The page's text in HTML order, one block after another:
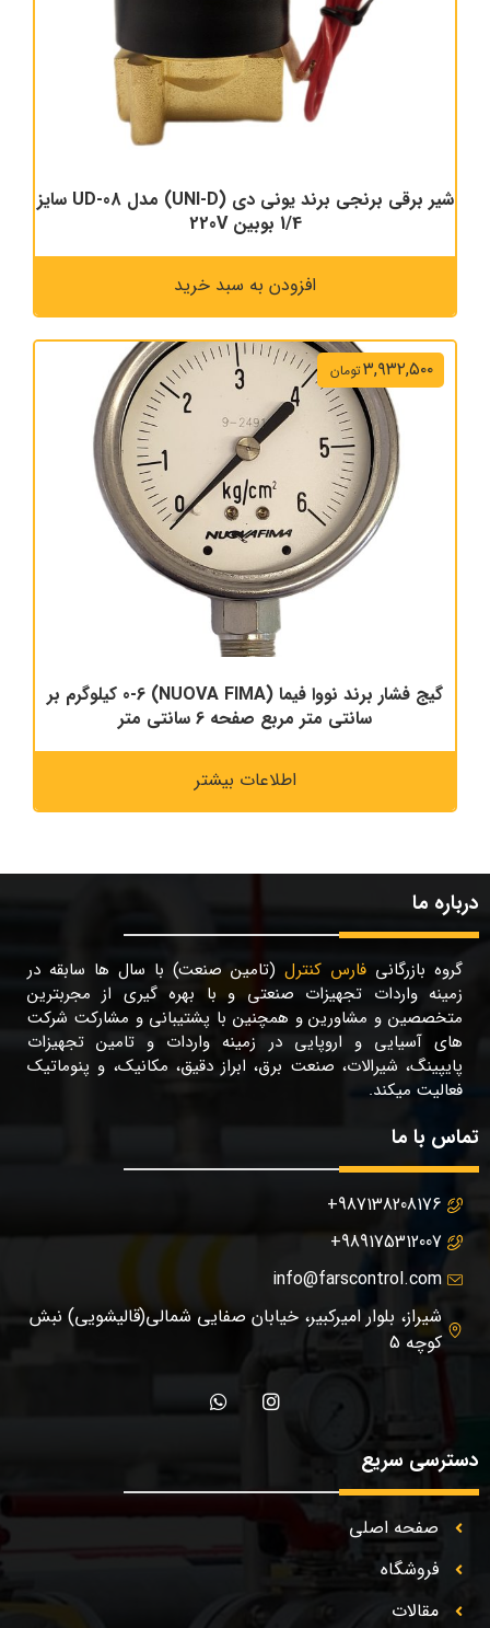
گیج فشار برند نووا فیما (NUOVA FIMA) 0-6 کیلوگرم بر
سانتی متر مربع صفحه 6 سانتی متر
۳,۹۳۲,۵۰۰تومان
اطلاعات بیشتر
شیر برقی برنجی برند یونی دی (UNI-D) مدل UD-08 سایز
1/4 بوبین 220V
افزودن به سبد خرید
درباره ما
گروه بازرگانی فارس کنترل (تامین صنعت) با سال ها سابقه در
زمینه واردات تجهیزات صنعتی و با بهره گیری از مجربترین
متخصصین و مشاورین و همچنین با پشتیبانی و مشارکت شرکت
های آسیایی و اروپایی در زمینه واردات و تامین تجهیزات
پایپینگ، شیرالات، صنعت برق، ابراز دقیق، مکانیک، و پنوماتیک
فعالیت میکند.
تماس با ما
987138208176+
989175312007+
info@farscontrol.com
شیراز، بلوار امیرکبیر، خیابان صفایی شمالی(قالیشویی) نبش
کوچه 5
دسترسی سریع
صفحه اصلی
فروشگاه
مقالات